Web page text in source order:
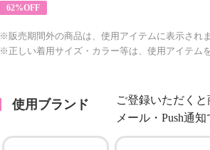
62%OFF
※販売期間外の商品は、使用アイテムに表示されま
※正しい着用サイズ・カラー等は、使用アイテム
使用ブランド
ご登録いただく
メール・Push通